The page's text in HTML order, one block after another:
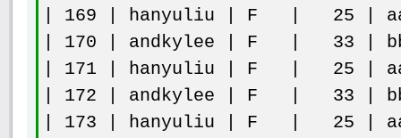
| 169 | hanyuliu | F | 25 |
| 170 | andkylee | F | 33 |
| 171 | hanyuliu | F | 25 |
| 172 | andkylee | F | 33 |
| 173 | hanyuliu | F | 25 |